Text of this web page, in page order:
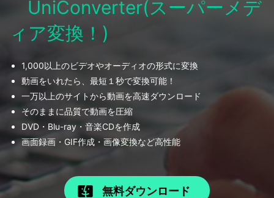
UniConverter(スーパーメデ
ィア変換！)
1,000以上のビデオやオーディオの形式に変換
動画をいれたら、最短１秒で変換可能！
一万以上のサイトから動画を高速ダウンロード
そのままに品質で動画を圧縮
DVD・Blu-ray・音楽CDを作成
画面録画・GIF作成・画像変換など高性能
無料ダウンロード